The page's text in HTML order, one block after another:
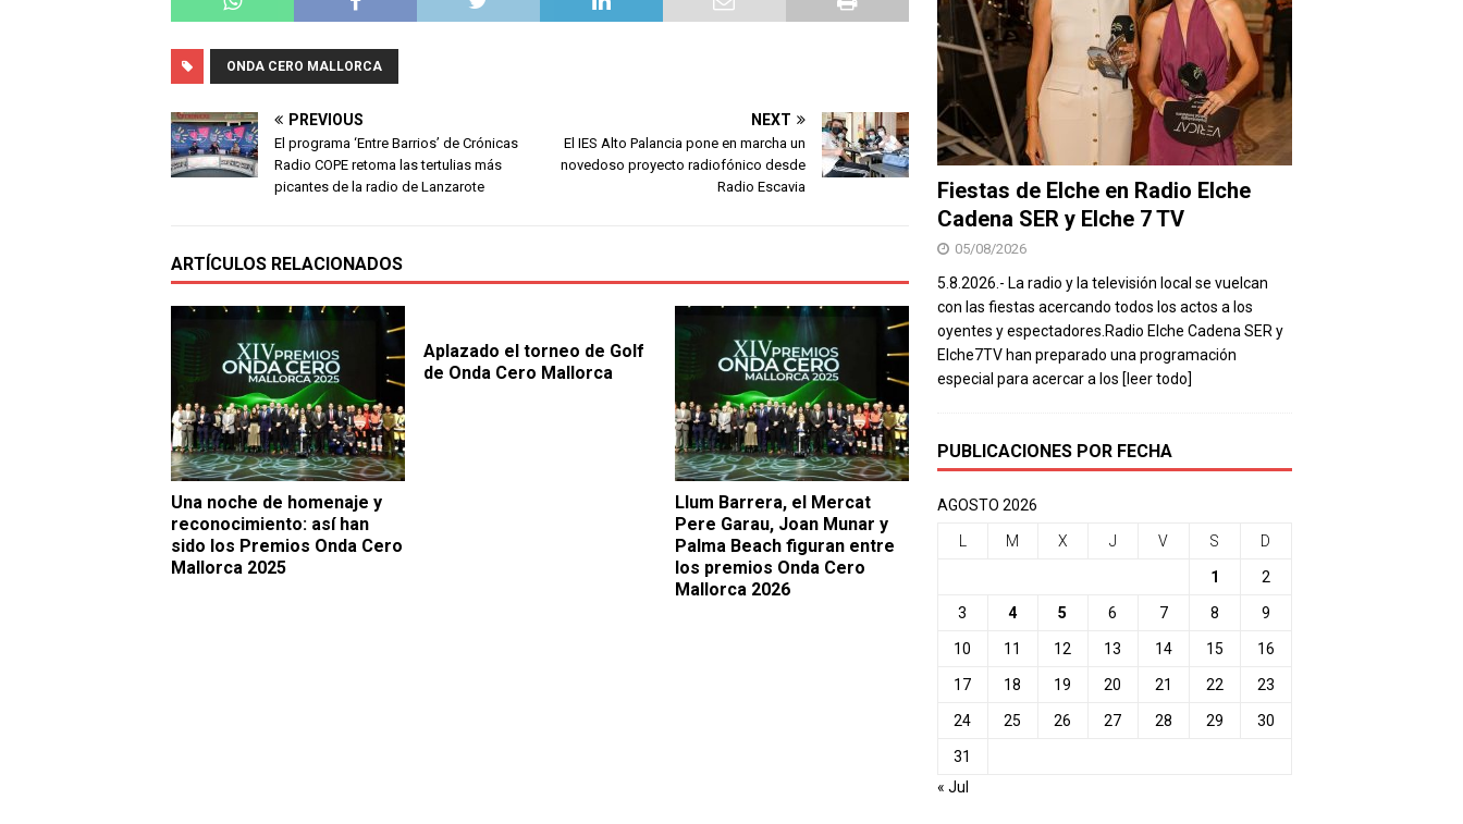
ONDA CERO MALLORCA
PREVIOUS
El programa ‘Entre Barrios’ de Crónicas
Radio COPE retoma las tertulias más
picantes de la radio de Lanzarote
NEXT
El IES Alto Palancia pone en marcha un
novedoso proyecto radiofónico desde
Radio Escavia
ARTÍCULOS RELACIONADOS
Una noche de homenaje y
reconocimiento: así han
sido los Premios Onda Cero
Mallorca 2025
Aplazado el torneo de Golf
de Onda Cero Mallorca
Llum Barrera, el Mercat
Pere Garau, Joan Munar y
Palma Beach figuran entre
los premios Onda Cero
Mallorca 2026
Fiestas de Elche en Radio Elche
Cadena SER y Elche 7 TV
05/08/2026
5.8.2026.- La radio y la televisión local se vuelcan
con las fiestas acercando todos los actos a los
oyentes y espectadores.Radio Elche Cadena SER y
Elche7TV han preparado una programación
especial para acercar a los [leer todo]
PUBLICACIONES POR FECHA
AGOSTO 2026
L M X J V S D
1 2
3 4 5 6 7 8 9
10 11 12 13 14 15 16
17 18 19 20 21 22 23
24 25 26 27 28 29 30
31
« Jul